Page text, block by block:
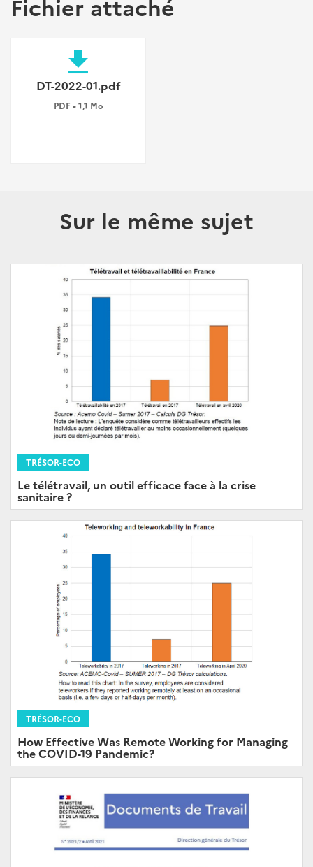
Fichier attaché
file_download
DT-2022-01.pdf
PDF • 1,1 Mo
Sur le même sujet
TRÉSOR-ECO
Le télétravail, un outil efficace face à la crise
sanitaire ?
TRÉSOR-ECO
How Effective Was Remote Working for Managing
the COVID-19 Pandemic?